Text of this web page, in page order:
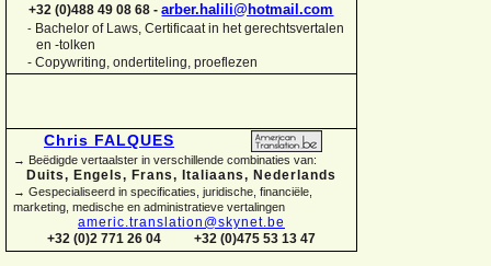
+32 (0)488 49 08 68 - arber.halili@hotmail.com
- Bachelor of Laws, Certificaat in het gerechtsvertalen
en -tolken
- Copywriting, ondertiteling, proeflezen
Chris FALQUES
→ Beëdigde vertaalster in verschillende combinaties van:
Duits, Engels, Frans, Italiaans, Nederlands
→ Gespecialiseerd in specificaties, juridische, financiële,
marketing, medische en administratieve vertalingen
americ.translation@skynet.be
+32 (0)2 771 26 04
+32 (0)475 53 13 47